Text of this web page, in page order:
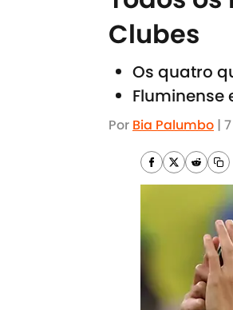
Clubes
Os quatro
Por Bia Palumbo |